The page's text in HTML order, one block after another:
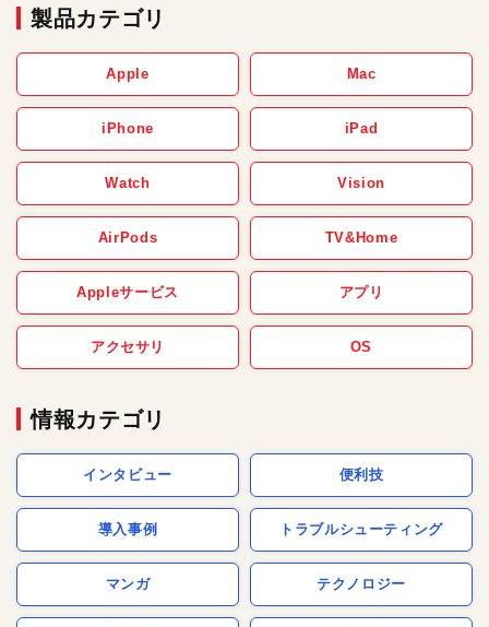
製品カテゴリ
Apple Mac
iPhone iPad
Watch Vision
AirPods TV&Home
Appleサービス アプリ
アクセサリ OS
情報カテゴリ
インタビュー 便利技
導入事例 トラブルシューティング
マンガ テクノロジー